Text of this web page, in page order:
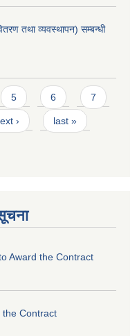
तथा व्यवस्थापन) सम्बन्धी
5 6 7
› last »
Award the Contract
the Contract